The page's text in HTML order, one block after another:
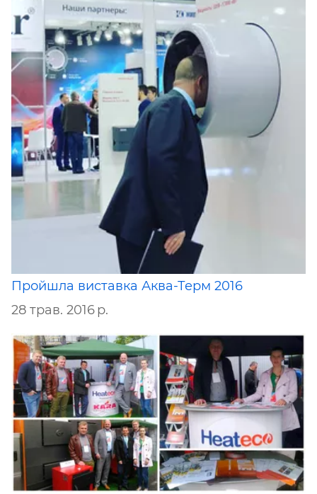
Пройшла виставка Аква-Терм 2016
28 трав. 2016 р.